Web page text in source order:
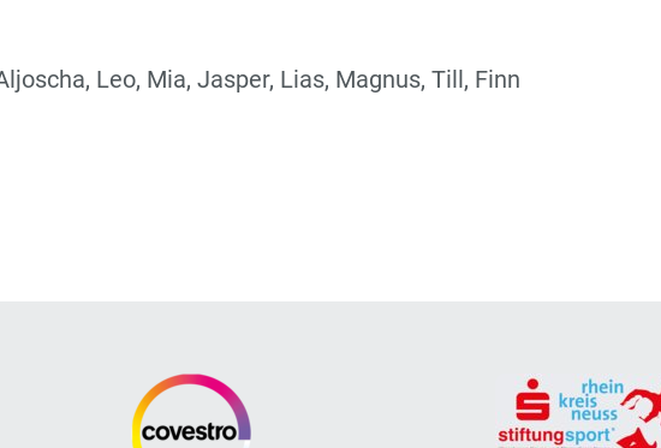
Leo, Mia, Jasper, Lias, Magnus, Till, Finn